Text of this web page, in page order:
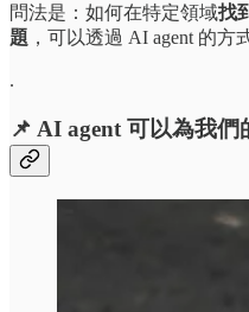
問法是：如何在特定領域找
題 ，可以透過 AI agent 的方
.
📌 AI agent 可以為我